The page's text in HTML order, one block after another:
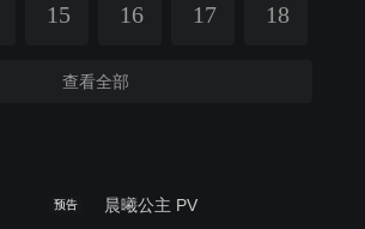
15 16 17 18
查看全部
预告 晨曦公主 PV